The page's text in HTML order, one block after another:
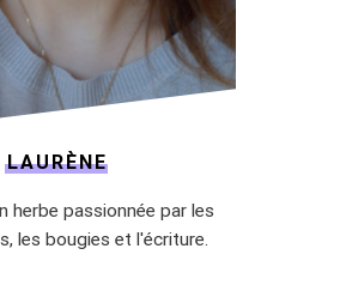
LAURÈNE
herbe passionnée par les
les bougies et l'écriture.